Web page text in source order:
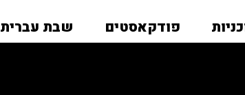
פודקאסטים שבת עברית